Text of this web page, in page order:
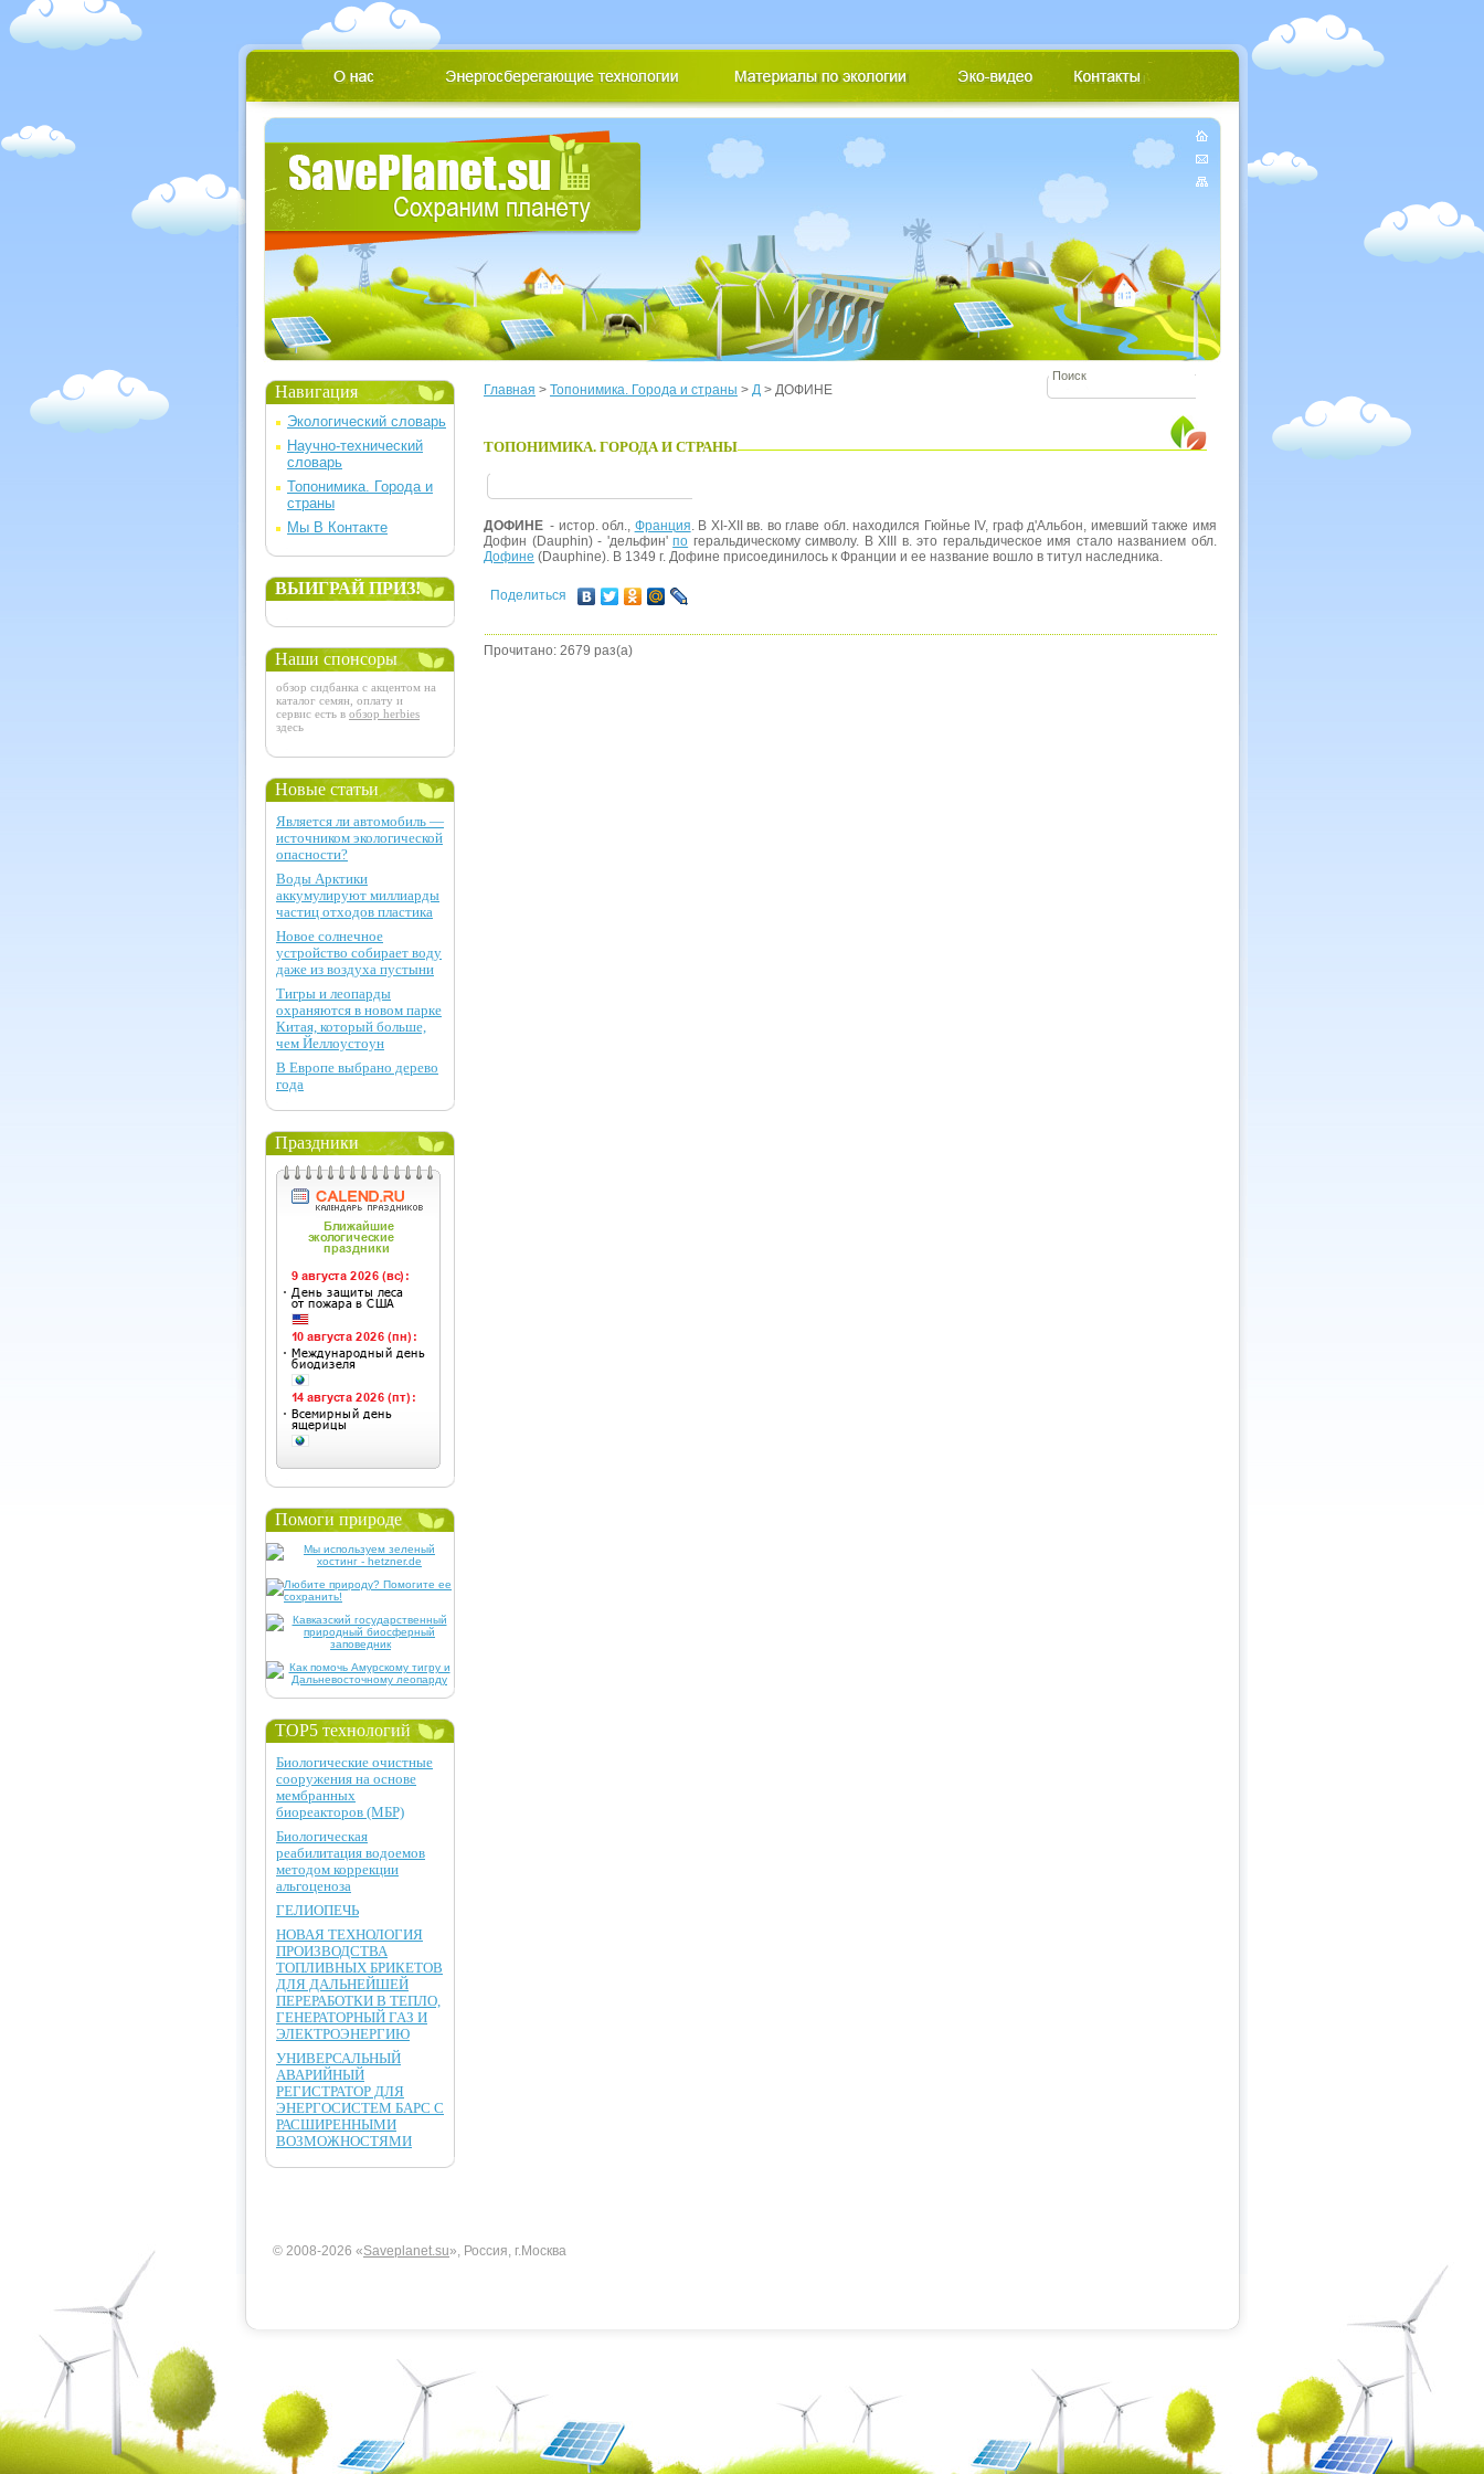
Главная > Топонимика. Города и страны > Д > ДОФИНЕ
ТОПОНИМИКА. ГОРОДА И СТРАНЫ
ДОФИНЕ - истор. обл., Франция. В XI-XII вв. во главе обл. находился Гюйнье IV, граф д'Альбон, имевший также имя
Дофин (Dauphin) - 'дельфин'по геральдическому символу. В XIII в. это геральдическое имя стало названием обл.
Дофине (Dauphine). В 1349 г. Дофине присоединилось к Франции и ее название вошло в титул наследника.
Поделиться
Прочитано: 2679 раз(а)
Навигация
Экологический словарь
Научно-технический
словарь
Топонимика. Города и
страны
Мы В Контакте
ВЫИГРАЙ ПРИЗ!
Наши спонсоры
обзор сидбанка с акцентом на
каталог семян, оплату и
сервис есть в обзор herbies
здесь
Новые статьи
Является ли автомобиль —
источником экологической
опасности?
Воды Арктики
аккумулируют миллиарды
частиц отходов пластика
Новое солнечное
устройство собирает воду
даже из воздуха пустыни
Тигры и леопарды
охраняются в новом парке
Китая, который больше,
чем Йеллоустоун
В Европе выбрано дерево
года
Праздники
Помоги природе
TOP5 технологий
Биологические очистные
сооружения на основе
мембранных
биореакторов (МБР)
Биологическая
реабилитация водоемов
методом коррекции
альгоценоза
ГЕЛИОПЕЧЬ
НОВАЯ ТЕХНОЛОГИЯ
ПРОИЗВОДСТВА
ТОПЛИВНЫХ БРИКЕТОВ
ДЛЯ ДАЛЬНЕЙШЕЙ
ПЕРЕРАБОТКИ В ТЕПЛО,
ГЕНЕРАТОРНЫЙ ГАЗ И
ЭЛЕКТРОЭНЕРГИЮ
УНИВЕРСАЛЬНЫЙ
АВАРИЙНЫЙ
РЕГИСТРАТОР ДЛЯ
ЭНЕРГОСИСТЕМ БАРС С
РАСШИРЕННЫМИ
ВОЗМОЖНОСТЯМИ
© 2008-2026 «Saveplanet.su», Россия, г.Москва